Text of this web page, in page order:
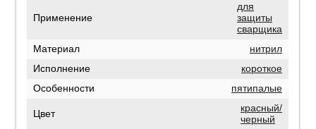
Применение
для
защиты
сварщика
Материал
нитрил
Исполнение
короткое
Особенности
пятипалые
Цвет
красный/
черный